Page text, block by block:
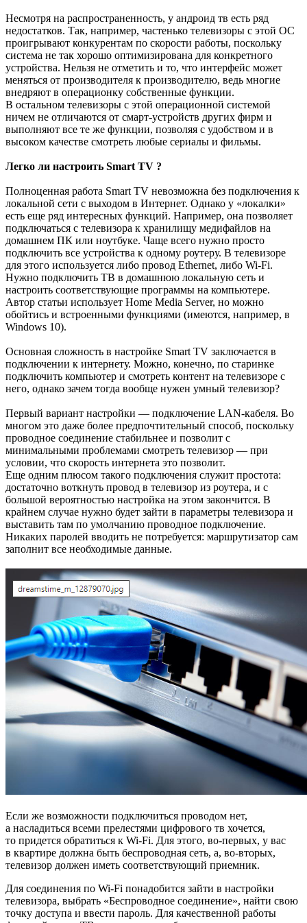
Несмотря на распространенность, у андроид тв есть ряд
недостатков. Так, например, частенько телевизоры с этой ОС
проигрывают конкурентам по скорости работы, поскольку
система не так хорошо оптимизирована для конкретного
устройства. Нельзя не отметить и то, что интерфейс может
меняться от производителя к производителю, ведь многие
внедряют в операционку собственные функции.
В остальном телевизоры с этой операционной системой
ничем не отличаются от смарт-устройств других фирм и
выполняют все те же функции, позволяя с удобством и в
высоком качестве смотреть любые сериалы и фильмы.
Легко ли настроить Smart TV ?
Полноценная работа Smart TV невозможна без подключения к
локальной сети с выходом в Интернет. Однако у «локалки»
есть еще ряд интересных функций. Например, она позволяет
подключаться c телевизора к хранилищу медифайлов на
домашнем ПК или ноутбуке. Чаще всего нужно просто
подключить все устройства к одному роутеру. В телевизоре
для этого используется либо провод Ethernet, либо Wi-Fi.
Нужно подключить ТВ в домашнюю локальную сеть и
настроить соответствующие программы на компьютере.
Автор статьи использует Home Media Server, но можно
обойтись и встроенными функциями (имеются, например, в
Windows 10).
Основная сложность в настройке Smart TV заключается в
подключении к интернету. Можно, конечно, по старинке
подключить компьютер и смотреть контент на телевизоре с
него, однако зачем тогда вообще нужен умный телевизор?
Первый вариант настройки — подключение LAN-кабеля. Во
многом это даже более предпочтительный способ, поскольку
проводное соединение стабильнее и позволит с
минимальными проблемами смотреть телевизор — при
условии, что скорость интернета это позволит.
Еще одним плюсом такого подключения служит простота:
достаточно воткнуть провод в телевизор из роутера, и с
большой вероятностью настройка на этом закончится. В
крайнем случае нужно будет зайти в параметры телевизора и
выставить там по умолчанию проводное подключение.
Никаких паролей вводить не потребуется: маршрутизатор сам
заполнит все необходимые данные.
Если же возможности подключиться проводом нет,
а насладиться всеми прелестями цифрового тв хочется,
то придется обратиться к Wi-Fi. Для этого, во-первых, у вас
в квартире должна быть беспроводная сеть, а, во-вторых,
телевизор должен иметь соответствующий приемник.
Для соединения по Wi-Fi понадобится зайти в настройки
телевизора, выбрать «Беспроводное соединение», найти свою
точку доступа и ввести пароль. Для качественной работы